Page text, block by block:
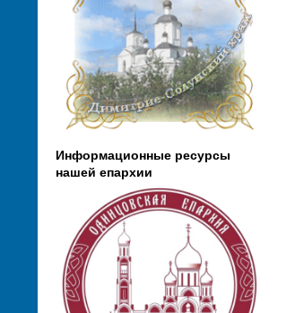
Информационные ресурсы
нашей епархии